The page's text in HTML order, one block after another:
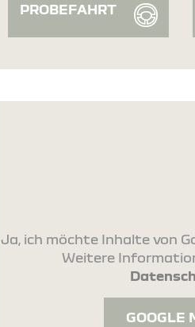
PROBEFAHRT
Ja, ich möchte Inhalte von
Weitere
GOOGLE